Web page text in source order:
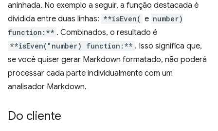
aninhada. No exemplo a seguir, a função destacada é
dividida entre duas linhas: **isEven( e number)
function:** . Combinados, o resultado é
**isEven("number) function:** . Isso significa que,
se você quiser gerar Markdown formatado, não poderá
processar cada parte individualmente com um
analisador Markdown.
Do cliente